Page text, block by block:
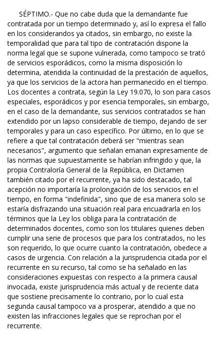
SÉPTIMO.- Que no cabe duda que la demandante fue
contratada por un tiempo determinado y, así lo expresa el fallo
en los considerandos ya citados, sin embargo, no existe la
temporalidad que para tal tipo de contratación dispone la
norma legal que se supone vulnerada, como tampoco se trató
de servicios esporádicos, como la misma disposición lo
determina, atendida la continuidad de la prestación de aquellos,
ya que los servicios de la actora han permanecido en el tiempo.
Los docentes a contrata, según la Ley 19.070, lo son para casos
especiales, esporádicos y por esencia temporales, sin embargo,
en el caso de la demandante, sus servicios contratados se han
extendido por un lapso considerable de tiempo, dejando de ser
temporales y para un caso específico. Por último, en lo que se
refiere a que tal contratación deberá ser "mientras sean
necesarios", argumento que señalan emanan expresamente de
las normas que supuestamente se habrían infringido y que, la
propia Contraloría General de la República, en Dictamen
también citado por el recurrente, ya ha sido destacado, tal
acepción no importaría la prolongación de los servicios en el
tiempo, en forma "indefinida", sino que de esa manera solo se
estaría disfrazando una situación real para encuadrarla en los
términos que la Ley los obliga para la contratación de
determinados docentes, como son los titulares quienes deben
cumplir una serie de procesos que para los contratados, no les
son requerido, lo que ocurre cuanto la contratación, obedece a
casos de urgencia. Con relación a la jurisprudencia citada por el
recurrente en su recurso, tal como se ha señalado en las
consideraciones expuestas con respecto a la primera causal
invocada, existe jurisprudencia más actual y de reciente data
que sostiene precisamente lo contrario, por lo cual esta
segunda causal tampoco va a prosperar, atendido a que no
existen las infracciones legales que se reprochan por el
recurrente.